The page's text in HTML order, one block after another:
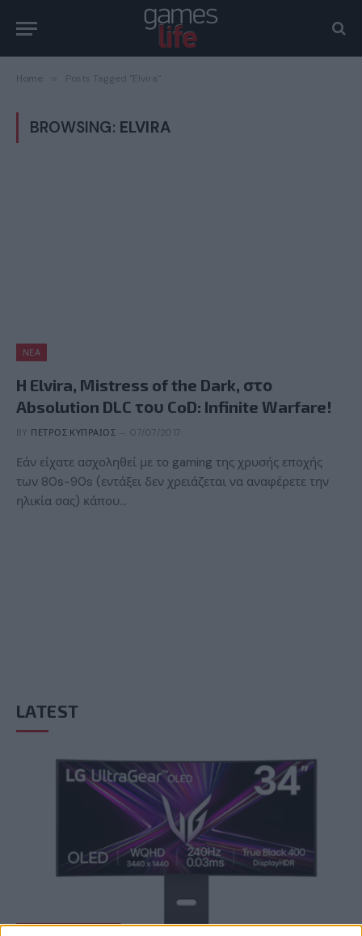
Home Posts Tagged "Elvira"
BROWSING: ELVIRA
ΝΈΑ
H Elvira, Mistress of the Dark, στο
Absolution DLC του CoD: Infinite Warfare!
BY ΠΈΤΡΟΣ ΚΥΠΡΑΊΟΣ 07/07/2017
Εάν είχατε ασχοληθεί με το gaming της χρυσής εποχής
των 80s-90s (εντάξει δεν χρειάζεται να αναφέρετε την
ηλικία σας) κάπου…
LATEST